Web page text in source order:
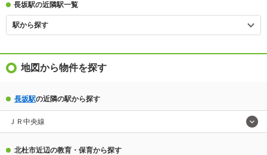
長坂駅の近隣駅一覧
駅から探す
地図から物件を探す
長坂駅の近隣の駅から探す
ＪＲ中央線
北杜市近辺の教育・保育から探す